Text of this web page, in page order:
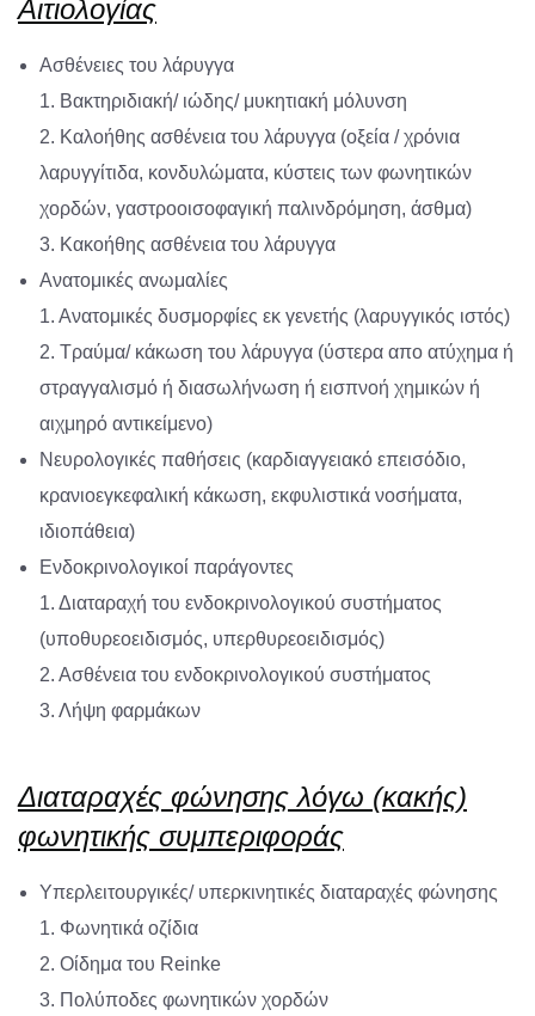
Αιτιολογίας
Ασθένειες του λάρυγγα
1. Βακτηριδιακή/ ιώδης/ μυκητιακή μόλυνση
2. Καλοήθης ασθένεια του λάρυγγα (οξεία / χρόνια
λαρυγγίτιδα, κονδυλώματα, κύστεις των φωνητικών
χορδών, γαστροοισοφαγική παλινδρόμηση, άσθμα)
3. Κακοήθης ασθένεια του λάρυγγα
Ανατομικές ανωμαλίες
1. Ανατομικές δυσμορφίες εκ γενετής (λαρυγγικός ιστός)
2. Τραύμα/ κάκωση του λάρυγγα (ύστερα απο ατύχημα ή
στραγγαλισμό ή διασωλήνωση ή εισπνοή χημικών ή
αιχμηρό αντικείμενο)
Νευρολογικές παθήσεις (καρδιαγγειακό επεισόδιο,
κρανιοεγκεφαλική κάκωση, εκφυλιστικά νοσήματα,
ιδιοπάθεια)
Ενδοκρινολογικοί παράγοντες
1. Διαταραχή του ενδοκρινολογικού συστήματος
(υποθυρεοειδισμός, υπερθυρεοειδισμός)
2. Ασθένεια του ενδοκρινολογικού συστήματος
3. Λήψη φαρμάκων
Διαταραχές φώνησης λόγω (κακής)
φωνητικής συμπεριφοράς
Υπερλειτουργικές/ υπερκινητικές διαταραχές φώνησης
1. Φωνητικά οζίδια
2. Οίδημα του Reinke
3. Πολύποδες φωνητικών χορδών